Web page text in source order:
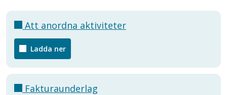
Att anordna aktiviteter
Ladda ner
Fakturaunderlag